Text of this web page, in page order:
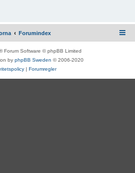
Forumindex
Forum Software © phpBB Limited
by phpBB Sweden © 2006-2020
| Forumregler